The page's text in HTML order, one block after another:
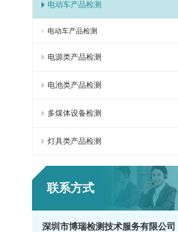
电动车产品检测
电动车产品检测
电源类产品检测
电池类产品检测
多煤体设备检测
灯具类产品检测
联系方式
深圳市博瑞检测技术服务有限公司